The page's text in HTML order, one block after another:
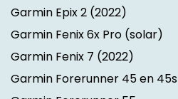
Garmin Epix 2 (2022)
Garmin Fenix 6x Pro (solar)
Garmin Fenix 7 (2022)
Garmin Forerunner 45 en 45s